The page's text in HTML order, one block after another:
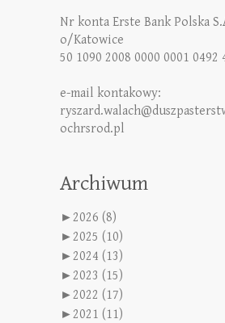
Nr konta Erste Bank Polska
o/Katowice
50 1090 2008 0000 0001 0492
e-mail kontakowy:
ochrsrod.pl
Archiwum
►2026 (8)
►2025 (10)
►2024 (13)
►2023 (15)
►2022 (17)
►2021 (11)